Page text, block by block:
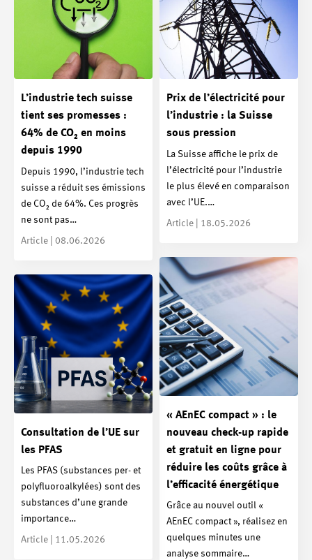
L’industrie tech suisse
tient ses promesses :
64% de CO₂ en moins
depuis 1990
Depuis 1990, l’industrie tech
suisse a réduit ses émissions
de CO₂ de 64%. Ces progrès
ne sont pas…
Article | 08.06.2026
Prix de l’électricité pour
l’industrie : la Suisse
sous pression
La Suisse affiche le prix de
l’électricité pour l’industrie
le plus élevé en comparaison
avec l’UE.…
Article | 18.05.2026
« AEnEC compact » : le
nouveau check-up rapide
et gratuit en ligne pour
réduire les coûts grâce à
l’efficacité énergétique
Grâce au nouvel outil «
AEnEC compact », réalisez en
quelques minutes une
analyse sommaire…
Consultation de l’UE sur
les PFAS
Les PFAS (substances per- et
polyfluoroalkylées) sont des
substances d’une grande
importance…
Article | 11.05.2026